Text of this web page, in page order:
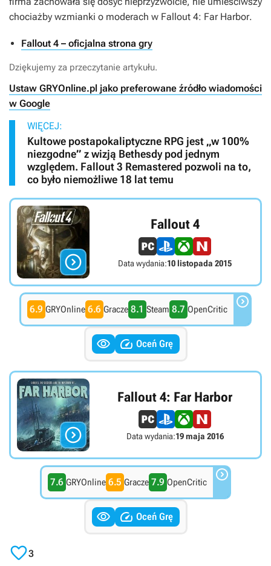
chociażby wzmianki o moderach w Fallout 4: Far Harbor.
Fallout 4 – oficjalna strona gry
Dziękujemy za przeczytanie artykułu.
Ustaw GRYOnline.pl jako preferowane źródło wiadomości
w Google
WIĘCEJ:
Kultowe postapokaliptyczne RPG jest „w 100%
niezgodne” z wizją Bethesdy pod jednym
względem. Fallout 3 Remastered pozwoli na to,
co było niemożliwe 18 lat temu

Fallout 4
Data wydania:10 listopada 2015
6.9 GRYOnline 6.6 Gracze 8.1 Steam 8.7 OpenCritic 
  Oceń Grę

Fallout 4: Far Harbor
Data wydania:19 maja 2016
7.6 GRYOnline 6.5 Gracze 7.9 OpenCritic 
  Oceń Grę
3